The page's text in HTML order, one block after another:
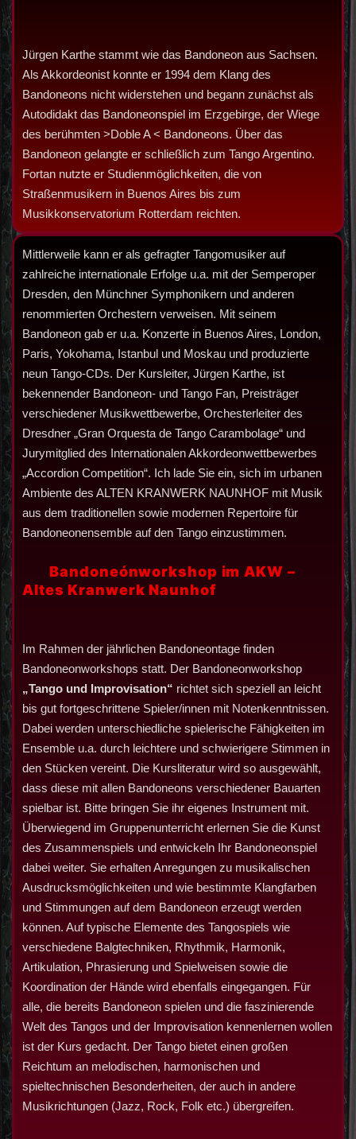
Jürgen Karthe stammt wie das Bandoneon aus Sachsen.
Als Akkordeonist konnte er 1994 dem Klang des
Bandoneons nicht widerstehen und begann zunächst als
Autodidakt das Bandoneonspiel im Erzgebirge, der Wiege
des berühmten >Doble A < Bandoneons. Über das
Bandoneon gelangte er schließlich zum Tango Argentino.
Fortan nutzte er Studienmöglichkeiten, die von
Straßenmusikern in Buenos Aires bis zum
Musikkonservatorium Rotterdam reichten.
Mittlerweile kann er als gefragter Tangomusiker auf
zahlreiche internationale Erfolge u.a. mit der Semperoper
Dresden, den Münchner Symphonikern und anderen
renommierten Orchestern verweisen. Mit seinem
Bandoneon gab er u.a. Konzerte in Buenos Aires, London,
Paris, Yokohama, Istanbul und Moskau und produzierte
neun Tango-CDs. Der Kursleiter, Jürgen Karthe, ist
bekennender Bandoneon- und Tango Fan, Preisträger
verschiedener Musikwettbewerbe, Orchesterleiter des
Dresdner „Gran Orquesta de Tango Carambolage“ und
Jurymitglied des Internationalen Akkordeonwettbewerbes
„Accordion Competition“. Ich lade Sie ein, sich im urbanen
Ambiente des ALTEN KRANWERK NAUNHOF mit Musik
aus dem traditionellen sowie modernen Repertoire für
Bandoneonensemble auf den Tango einzustimmen.
Bandoneónworkshop im AKW –
Altes Kranwerk Naunhof
Im Rahmen der jährlichen Bandoneontage finden
Bandoneonworkshops statt. Der Bandoneonworkshop
„Tango und Improvisation“ richtet sich speziell an leicht
bis gut fortgeschrittene Spieler/innen mit Notenkenntnissen.
Dabei werden unterschiedliche spielerische Fähigkeiten im
Ensemble u.a. durch leichtere und schwierigere Stimmen in
den Stücken vereint. Die Kursliteratur wird so ausgewählt,
dass diese mit allen Bandoneons verschiedener Bauarten
spielbar ist. Bitte bringen Sie ihr eigenes Instrument mit.
Überwiegend im Gruppenunterricht erlernen Sie die Kunst
des Zusammenspiels und entwickeln Ihr Bandoneonspiel
dabei weiter. Sie erhalten Anregungen zu musikalischen
Ausdrucksmöglichkeiten und wie bestimmte Klangfarben
und Stimmungen auf dem Bandoneon erzeugt werden
können. Auf typische Elemente des Tangospiels wie
verschiedene Balgtechniken, Rhythmik, Harmonik,
Artikulation, Phrasierung und Spielweisen sowie die
Koordination der Hände wird ebenfalls eingegangen. Für
alle, die bereits Bandoneon spielen und die faszinierende
Welt des Tangos und der Improvisation kennenlernen wollen
ist der Kurs gedacht. Der Tango bietet einen großen
Reichtum an melodischen, harmonischen und
spieltechnischen Besonderheiten, der auch in andere
Musikrichtungen (Jazz, Rock, Folk etc.) übergreifen.